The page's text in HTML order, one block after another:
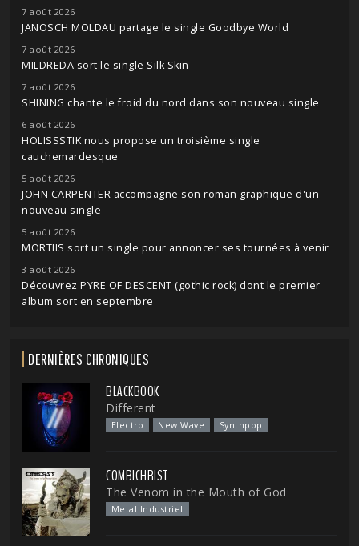
7 août 2026
JANOSCH MOLDAU partage le single Goodbye World
7 août 2026
MILDREDA sort le single Silk Skin
7 août 2026
SHINING chante le froid du nord dans son nouveau single
6 août 2026
HOLISSSTIK nous propose un troisième single
cauchemardesque
5 août 2026
JOHN CARPENTER accompagne son roman graphique d'un
nouveau single
5 août 2026
MORTIIS sort un single pour annoncer ses tournées à venir
3 août 2026
Découvrez PYRE OF DESCENT (gothic rock) dont le premier
album sort en septembre
DERNIÈRES CHRONIQUES
BLACKBOOK
Different
Electro New Wave Synthpop
COMBICHRIST
The Venom in the Mouth of God
Metal Industriel